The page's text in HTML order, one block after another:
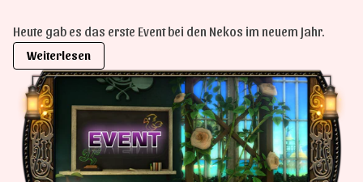
Heute gab es das erste Event bei den Nekos im neuem Jahr.
Weiterlesen